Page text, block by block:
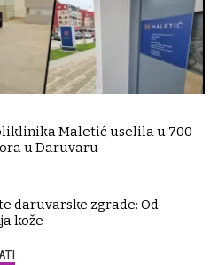
Maletić uselila u 700
u Daruvaru
daruvarske zgrade: Od
kože